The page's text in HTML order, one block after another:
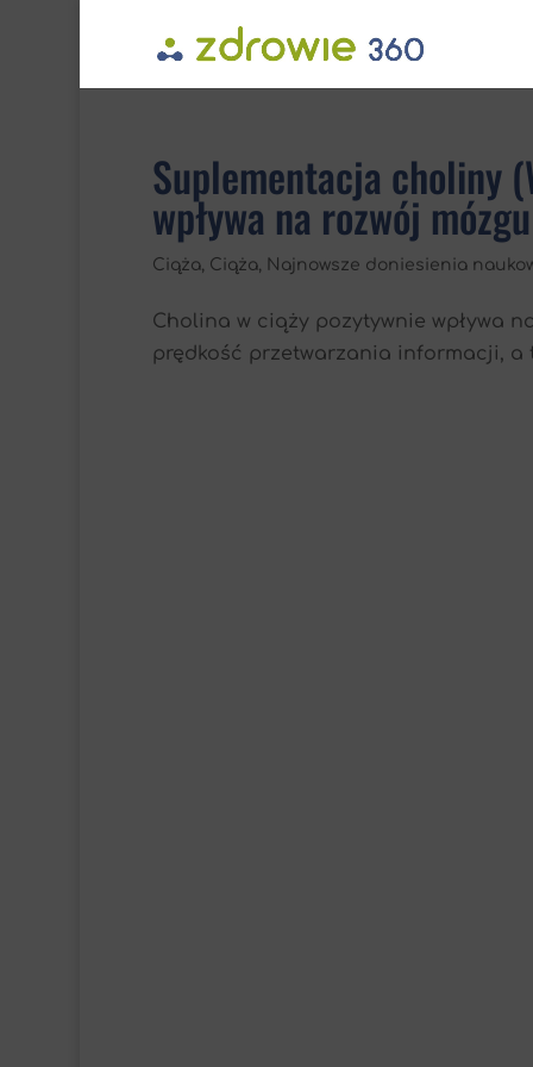
Suplementacja choliny
wpływa na rozwój
Ciąża, Ciąża, Najnowsze doniesienia
Cholina w ciąży pozytywnie wpływa
prędkość przetwarzania informacji,